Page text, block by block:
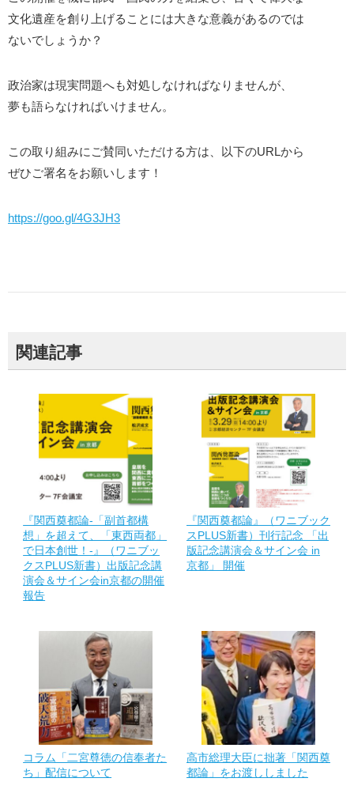
文化遺産を創り上げることには大きな意義があるのでは
ないでしょうか？
政治家は現実問題へも対処しなければなりませんが、
夢も語らなければいけません。
この取り組みにご賛同いただける方は、以下のURLから
ぜひご署名をお願いします！
https://goo.gl/4G3JH3
関連記事
『関西奠都論-「副首都構
想」を超えて、「東西両都」
で日本創世！-』（ワニブッ
クスPLUS新書）出版記念講
演会＆サイン会in京都の開催
報告
『関西奠都論』（ワニブック
スPLUS新書）刊行記念 「出
版記念講演会＆サイン会 in
京都」 開催
コラム「二宮尊徳の信奉者た
ち」配信について
高市総理大臣に拙著「関西奠
都論」をお渡ししました